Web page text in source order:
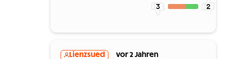
3 2
Lienzsued vor 2 Jahren